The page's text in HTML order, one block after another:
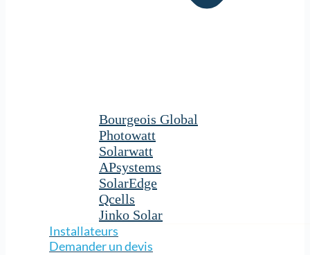
Bourgeois Global
Photowatt
Solarwatt
APsystems
SolarEdge
Qcells
Jinko Solar
Installateurs
Demander un devis